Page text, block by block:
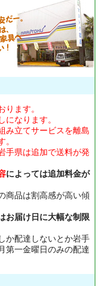
ます。
なります。
み立てサービスを離島
手県は追加で送料が発
によっては追加料金が
商品は割高感が高い傾
お届け日に大幅な制限
か配達しないとか岩手
第一金曜日のみの配達